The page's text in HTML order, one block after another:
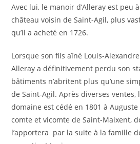
Avec lui, le manoir d’Alleray est peu
château voisin de Saint-Agil, plus
qu’il a acheté en 1726.
Lorsque son fils aîné Louis-
Alleray a définitivement perdu son
bâtiments n’abritent plus qu’une
de Saint-Agil. Après diverses ventes,
domaine est cédé en 1801 à
comte et vicomte de Saint-Maixent,
l’apportera par la suite à la famille